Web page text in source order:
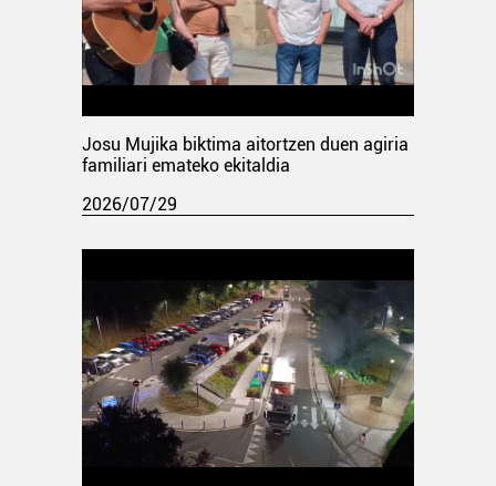
Josu Mujika biktima aitortzen duen agiria
familiari emateko ekitaldia
2026/07/29